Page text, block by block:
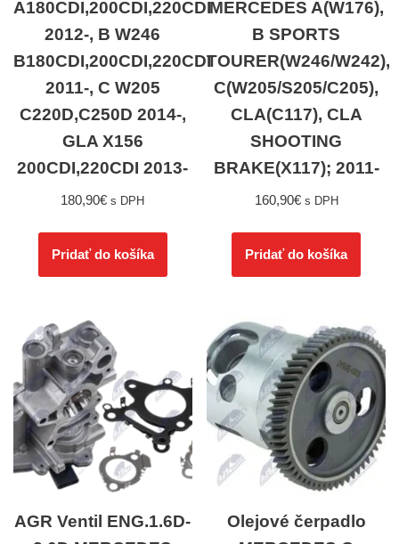
A180CDI,200CDI,220CDI
2012-, B W246
B180CDI,200CDI,220CDI
2011-, C W205
C220D,C250D 2014-,
GLA X156
200CDI,220CDI 2013-
180,90€ s DPH
Pridať do košíka
MERCEDES A(W176),
B SPORTS
TOURER(W246/W242),
C(W205/S205/C205),
CLA(C117), CLA
SHOOTING
BRAKE(X117); 2011-
160,90€ s DPH
Pridať do košíka
AGR Ventil ENG.1.6D-
Olejové čerpadlo